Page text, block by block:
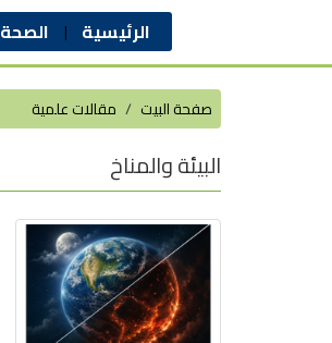
الرئيسية الصحة
صفحة البيت مقالات علمية
البيئة والمناخ